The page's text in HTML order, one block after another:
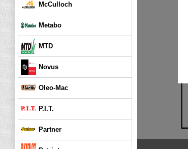
McCulloch
Metabo
MTD
Novus
Oleo-Mac
P.I.T.
Partner